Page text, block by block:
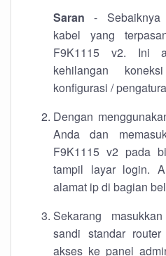
Saran - Sebaiknya
kabel yang
F9K1115 v2. Ini
kehilangan
konfigurasi /
Dengan
Anda dan
F9K1115 v2 pada
tampil layar login.
alamat ip di bagian
Sekarang
sandi standar
akses ke panel